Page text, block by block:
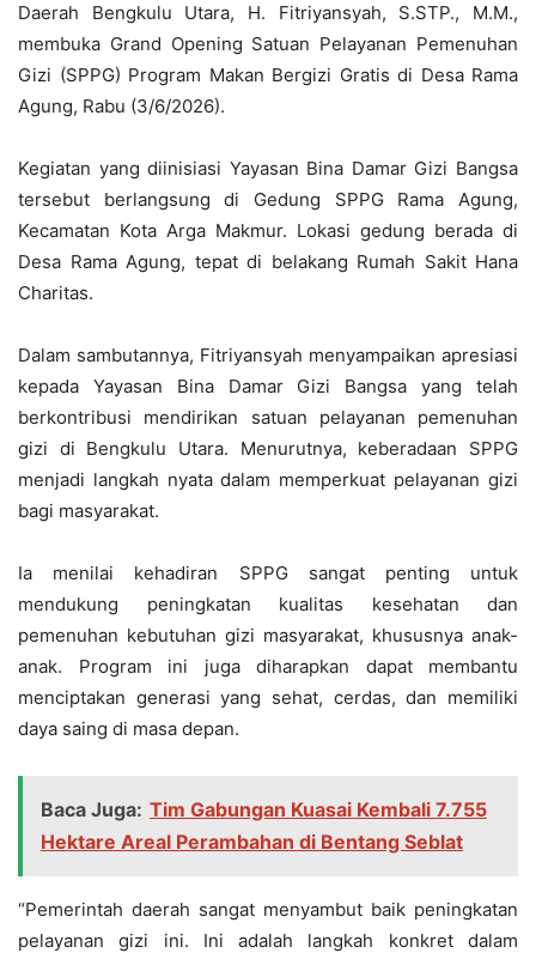
Daerah Bengkulu Utara, H. Fitriyansyah, S.STP., M.M.,
membuka Grand Opening Satuan Pelayanan Pemenuhan
Gizi (SPPG) Program Makan Bergizi Gratis di Desa Rama
Agung, Rabu (3/6/2026).
Kegiatan yang diinisiasi Yayasan Bina Damar Gizi Bangsa
tersebut berlangsung di Gedung SPPG Rama Agung,
Kecamatan Kota Arga Makmur. Lokasi gedung berada di
Desa Rama Agung, tepat di belakang Rumah Sakit Hana
Charitas.
Dalam sambutannya, Fitriyansyah menyampaikan apresiasi
kepada Yayasan Bina Damar Gizi Bangsa yang telah
berkontribusi mendirikan satuan pelayanan pemenuhan
gizi di Bengkulu Utara. Menurutnya, keberadaan SPPG
menjadi langkah nyata dalam memperkuat pelayanan gizi
bagi masyarakat.
Ia menilai kehadiran SPPG sangat penting untuk
mendukung peningkatan kualitas kesehatan dan
pemenuhan kebutuhan gizi masyarakat, khususnya anak-
anak. Program ini juga diharapkan dapat membantu
menciptakan generasi yang sehat, cerdas, dan memiliki
daya saing di masa depan.
Baca Juga: Tim Gabungan Kuasai Kembali 7.755
Hektare Areal Perambahan di Bentang Seblat
“Pemerintah daerah sangat menyambut baik peningkatan
pelayanan gizi ini. Ini adalah langkah konkret dalam